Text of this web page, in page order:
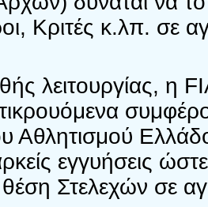
Κριτές κ.λπ. σε
λειτουργίας, η
Αθλητισμού
εγγυήσεις
Στελεχών σε